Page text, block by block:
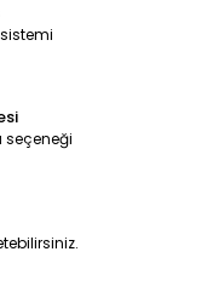
seçeneği